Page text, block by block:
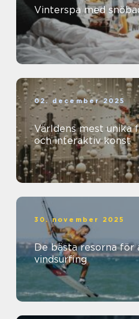
Vinterspa med
02. december 2025
Världens mest unika
och interaktiv konst
30. november 2025
De bästa resorna för
vindsurfing